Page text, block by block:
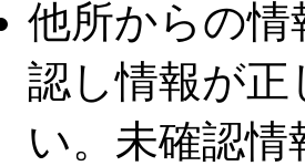
他所からの情
認し情報が
い。未確認